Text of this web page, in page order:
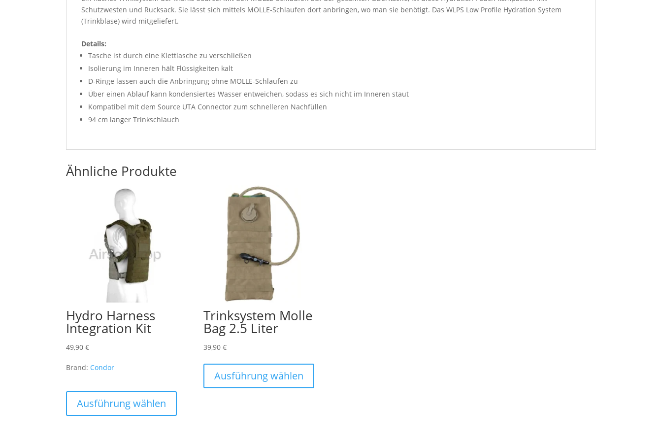
Schutzwesten und Rucksack. Sie lässt sich mittels MOLLE-Schlaufen dort anbringen, wo man sie benötigt. Das WLPS Low Profile Hydration System
(Trinkblase) wird mitgeliefert.
Details:
Tasche ist durch eine Klettlasche zu verschließen
Isolierung im Inneren hält Flüssigkeiten kalt
D-Ringe lassen auch die Anbringung ohne MOLLE-Schlaufen zu
Über einen Ablauf kann kondensiertes Wasser entweichen, sodass es sich nicht im Inneren staut
Kompatibel mit dem Source UTA Connector zum schnelleren Nachfüllen
94 cm langer Trinkschlauch
Ähnliche Produkte
Hydro Harness
Integration Kit
49,90€
Brand: Condor
Ausführung wählen
Trinksystem Molle
Bag 2.5 Liter
39,90€
Ausführung wählen